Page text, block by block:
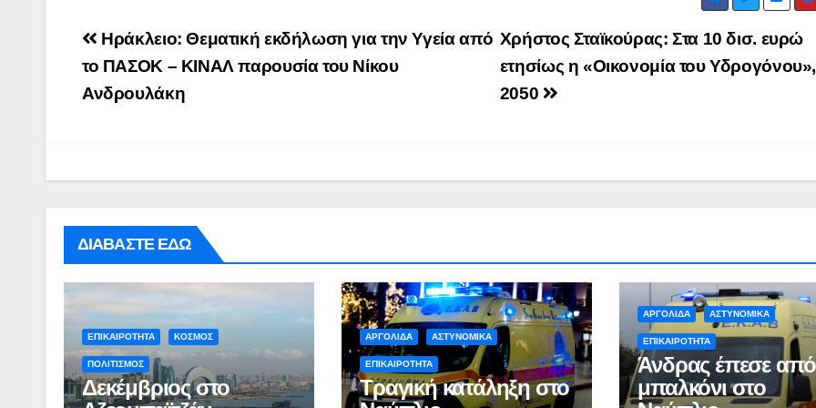
Post
navigation
Χρήστος Σταϊκούρας: Στα 10 δισ. ευρώ
ετησίως η «Οικονομία του
2050
Ηράκλειο: Θεματική εκδήλωση για την Υγεία από
το ΠΑΣΟΚ – ΚΙΝΑΛ παρουσία του Νίκου
Ανδρουλάκη
ΔΙΑΒΑΣΤΕ ΕΔΩ
ΕΠΙΚΑΙΡΟΤΗΤΑ ΚΟΣΜΟΣ
ΠΟΛΙΤΙΣΜΟΣ
Δεκέμβριος στο
ΑΡΓΟΛΙΔΑ ΑΣΤΥΝΟΜΙΚΑ
ΕΠΙΚΑΙΡΟΤΗΤΑ
Τραγική κατάληξη στο
ΑΡΓΟΛΙΔΑ ΑΣΤΥΝΟΜΙΚΑ
ΕΠΙΚΑΙΡΟΤΗΤΑ
Άνδρας έπεσε από
μπαλκόνι στο
ΝΑΥΠΛΙΟ:
Άσκηση
Λιμενικού
(βίντεο)
Ενημερωτική
επίσκεψη του
Προέδρου
ΦΟΔΣΑ κ.
ADMIN
18
οδηγό
ADMIN